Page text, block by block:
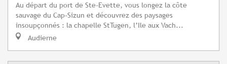
Au départ du port de Ste-Evette, vous longez la côte
sauvage du Cap-Sizun et découvrez des paysages
insoupçonnés : la chapelle StTugen, l’Ile aux Vach...
Audierne